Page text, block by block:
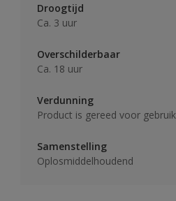
Droogtijd
Ca. 3 uur
Overschilderbaar
Ca. 18 uur
Verdunning
Product is gereed voor gebruik
Samenstelling
Oplosmiddelhoudend